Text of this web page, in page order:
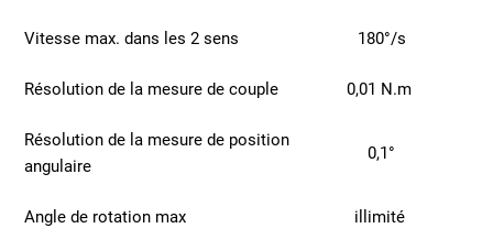
Vitesse max. dans les 2 sens 180°/s
Résolution de la mesure de couple 0,01 N.m
Résolution de la mesure de position
angulaire
0,1°
Angle de rotation max illimité